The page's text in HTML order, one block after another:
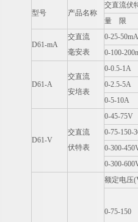
型号 产品名称
交直流伏
量 限
D61-mA
交直流
毫安表
0-25-50mA
0-100-
D61-A
交直流
安培表
0-0.5-1A
0-2.5-5A
0-5-10A
D61-V
交直流
伏特表
0-45-75V
0-75-150-
0-300-
0-300-
额定电压
0-75-150